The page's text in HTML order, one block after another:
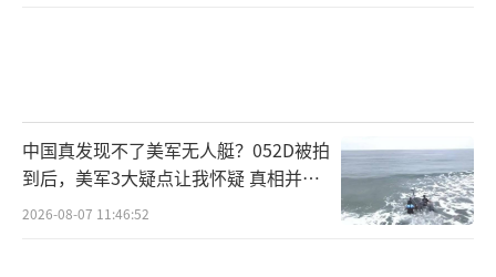
中国真发现不了美军无人艇？052D被拍
到后，美军3大疑点让我怀疑 真相并非
如此
2026-08-07 11:46:52